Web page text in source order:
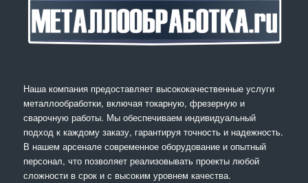
Наша компания предоставляет высококачественные услуги
металлообработки, включая токарную, фрезерную и
сварочную работы. Мы обеспечиваем индивидуальный
подход к каждому заказу, гарантируя точность и надежность.
В нашем арсенале современное оборудование и опытный
персонал, что позволяет реализовывать проекты любой
сложности в срок и с высоким уровнем качества.